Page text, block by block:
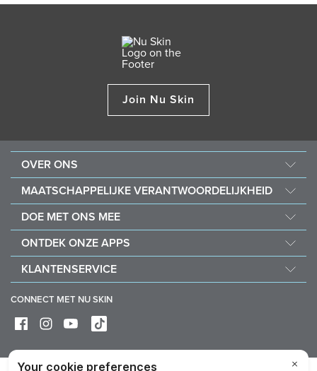
Join Nu Skin
OVER ONS
Carrière
MAATSCHAPPELIJKE VERANTWOORDELIJKHEID
Force for Good
Koop en doneer met Vitameal
DOE MET ONS MEE
Financiële beloningen
Bedrijfsmiddelen
ONTDEK ONZE APPS
Stela
KLANTENSERVICE
Levering & terugzending
Verzorging apparaat
CONNECT MET NU SKIN